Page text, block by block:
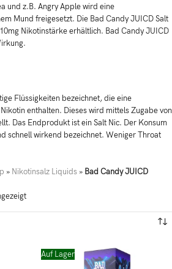
und z.B. Angry Apple wird eine
Mund freigesetzt. Die Bad Candy JUICD Salt
Nikotinstärke erhältlich. Bad Candy JUICD
Flüssigkeiten bezeichnet, die eine
enthalten. Dieses wird mittels Zugabe von
Das Endprodukt ist ein Salt Nic. Der Konsum
schnell wirkend bezeichnet. Weniger Throat
» Nikotinsalz Liquids » Bad Candy JUICD
Auf Lager